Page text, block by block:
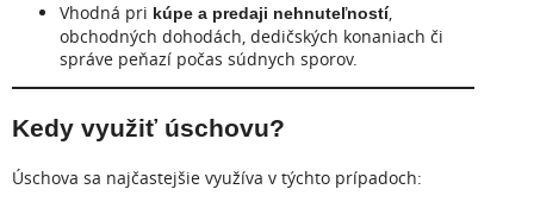
Vhodná pri kúpe a predaji nehnuteľností,
obchodných dohodách, dedičských konaniach či
správe peňazí počas súdnych sporov.
Kedy využiť úschovu?
Úschova sa najčastejšie využíva v týchto prípadoch: